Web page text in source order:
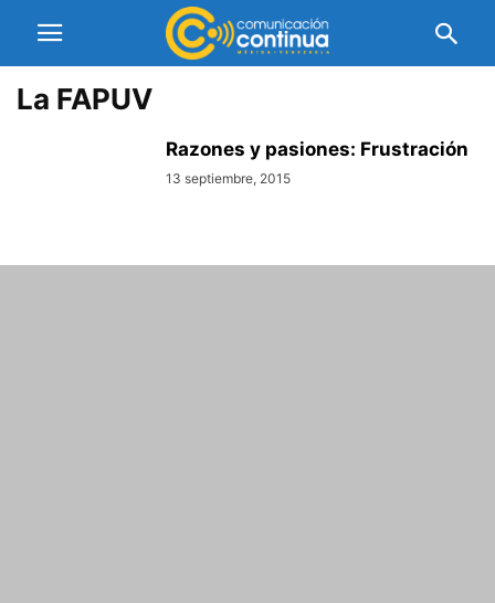
La FAPUV
Razones y pasiones: Frustración
13 septiembre, 2015